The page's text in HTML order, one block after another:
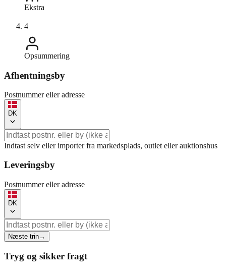
Ekstra
4
Opsummering
Afhentningsby
Postnummer eller adresse
DK
Indtast selv eller importer fra markedsplads, outlet eller auktionshus
Leveringsby
Postnummer eller adresse
DK
Næste trin→
Tryg og sikker fragt